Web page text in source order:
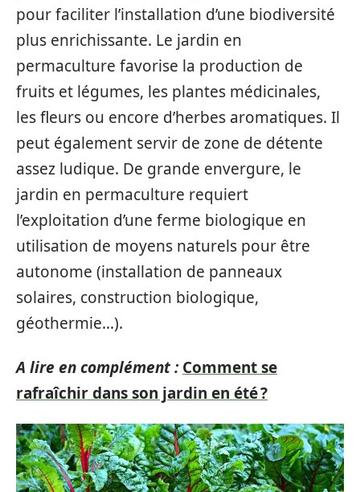
pour faciliter l’installation d’une biodiversité
plus enrichissante. Le jardin en
permaculture favorise la production de
fruits et légumes, les plantes médicinales,
les fleurs ou encore d’herbes aromatiques. Il
peut également servir de zone de détente
assez ludique. De grande envergure, le
jardin en permaculture requiert
l’exploitation d’une ferme biologique en
utilisation de moyens naturels pour être
autonome (installation de panneaux
solaires, construction biologique,
géothermie…).
A lire en complément : Comment se
rafraîchir dans son jardin en été ?